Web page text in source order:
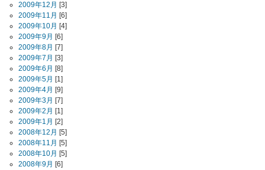
2009年12月 [3]
2009年11月 [6]
2009年10月 [4]
2009年9月 [6]
2009年8月 [7]
2009年7月 [3]
2009年6月 [8]
2009年5月 [1]
2009年4月 [9]
2009年3月 [7]
2009年2月 [1]
2009年1月 [2]
2008年12月 [5]
2008年11月 [5]
2008年10月 [5]
2008年9月 [6]